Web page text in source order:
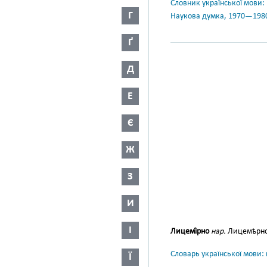
Г
Ґ
Д
Е
Є
Ж
З
И
І
Ї
Словник української
Наукова думка,
Лицемі́рно нар.
Словарь української